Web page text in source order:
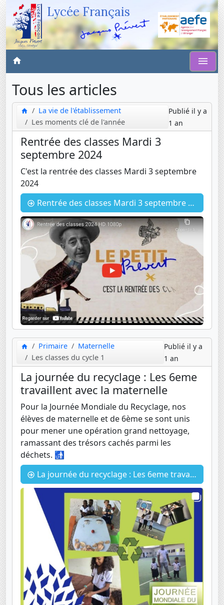
Lycée Français
Tous les articles
La vie de l'établissement
Les moments clé de l'année
Publié il y a
1 an
Rentrée des classes Mardi 3
septembre 2024
C'est la rentrée des classes Mardi 3 septembre
2024
Rentrée des classes Mardi 3 septembre 2024
Primaire
Maternelle
Les classes du cycle 1
Publié il y a
1 an
La journée du recyclage : Les 6eme
travaillent avec la maternelle
Pour la Journée Mondiale du Recyclage, nos
élèves de maternelle et de 6ème se sont unis
pour mener une opération grand nettoyage,
ramassant des trésors cachés parmi les
déchets. 🚮
La journée du recyclage : Les 6eme travaillent avec la maternelle